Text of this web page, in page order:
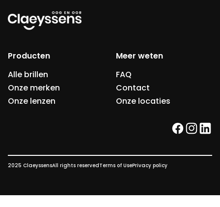
Producten
Alle brillen
Onze merken
Onze lenzen
Meer weten
FAQ
Contact
Onze locaties
facebook
2025 ClaeyssensAll rights reservedTerms of UsePrivacy policy